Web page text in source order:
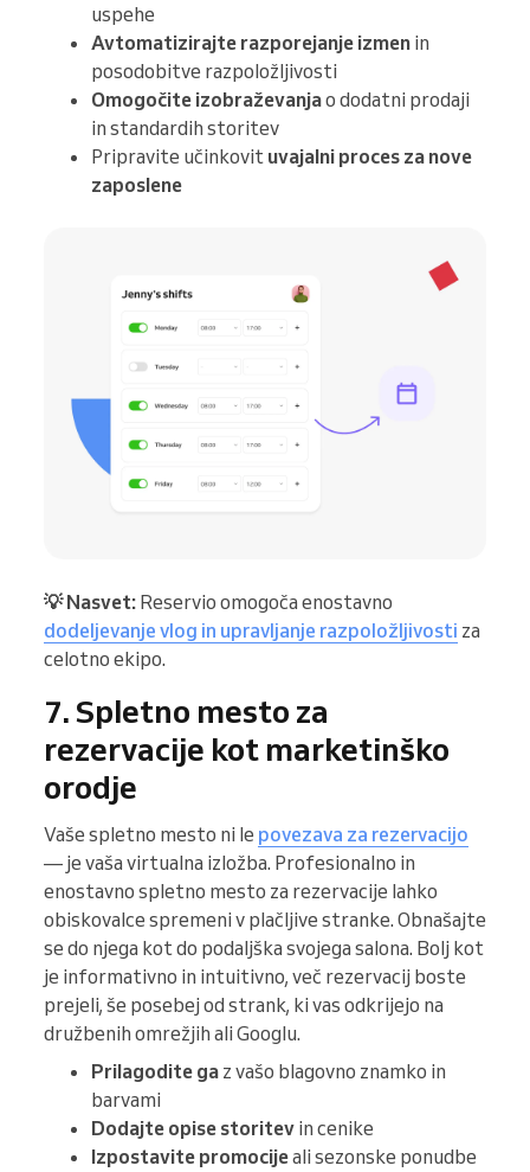
uspehe
Avtomatizirajte razporejanje izmen in
posodobitve razpoložljivosti
Omogočite izobraževanjao dodatni prodaji
in standardih storitev
Pripravite učinkovit uvajalni proces za nove
zaposlene
💡 Nasvet: Reservio omogoča enostavno
dodeljevanje vlog in upravljanje razpoložljivosti za
celotno ekipo.
7. Spletno mesto za
rezervacije kot marketinško
orodje
Vaše spletno mesto ni le povezava za rezervacijo
— je vaša virtualna izložba. Profesionalno in
enostavno spletno mesto za rezervacije lahko
obiskovalce spremeni v plačljive stranke. Obnašajte
se do njega kot do podaljška svojega salona. Bolj kot
je informativno in intuitivno, več rezervacij boste
prejeli, še posebej od strank, ki vas odkrijejo na
družbenih omrežjih ali Googlu.
Prilagodite ga z vašo blagovno znamko in
barvami
Dodajte opise storitev in cenike
Izpostavite promocijeali sezonske ponudbe